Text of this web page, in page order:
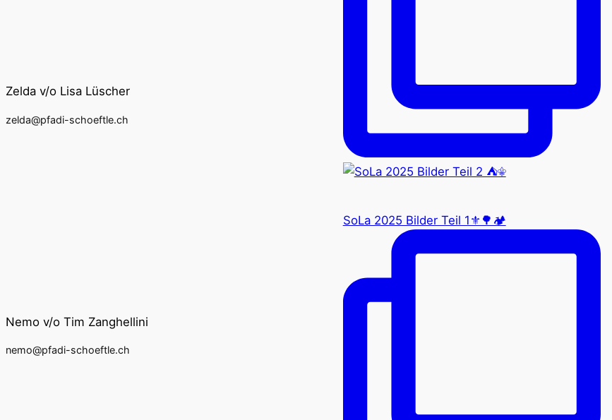
Zelda v/o Lisa Lüscher
zelda@pfadi-schoeftle.ch
Nemo v/o Tim Zanghellini
nemo@pfadi-schoeftle.ch
SoLa 2025 Bilder Teil 1⚜️🌳🏕️